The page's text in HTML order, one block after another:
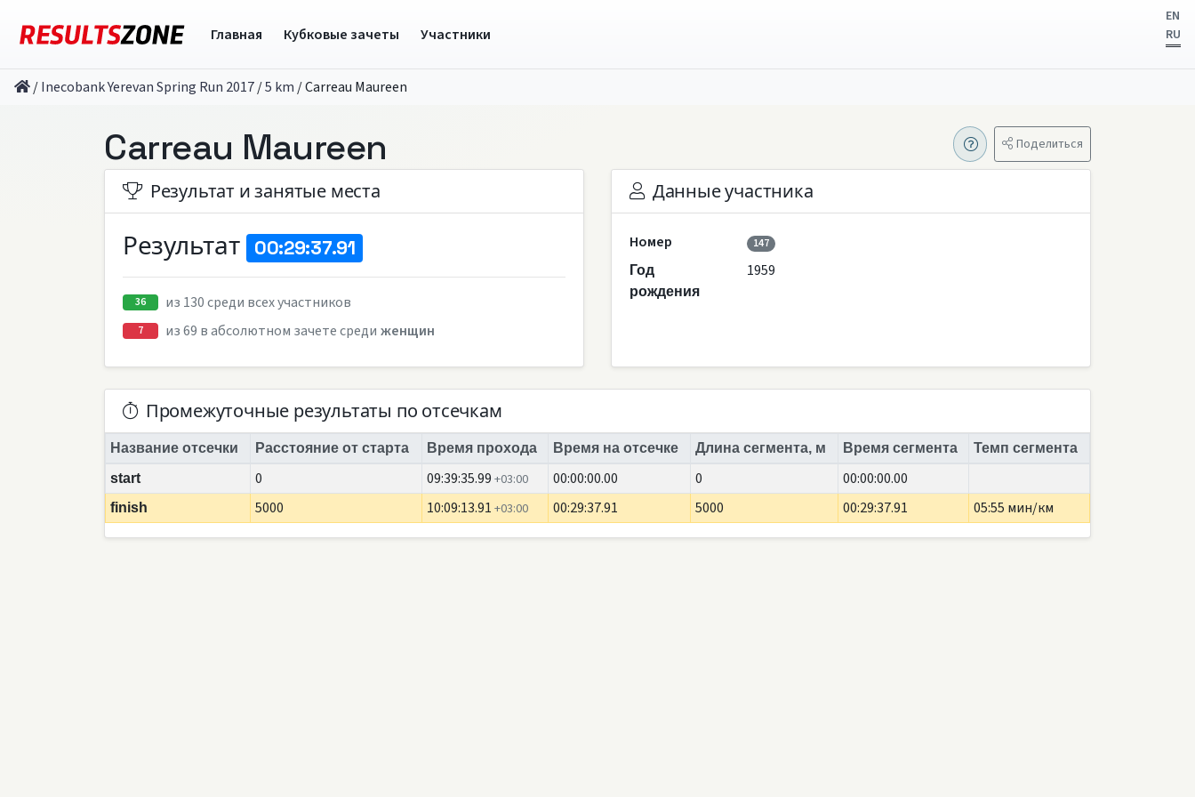
Главная Кубковые зачеты Участники
EN
RU
/Inecobank Yerevan Spring Run 2017/5 km /Carreau Maureen
Carreau Maureen Поделиться
Результат и занятые места
Результат 00:29:37.91
36 из 130 среди всех участников
7 из 69 в абсолютном зачете среди женщин
Данные участника
Номер
147
Год
рождения
1959
Промежуточные результаты по отсечкам
Название отсечки Расстояние от старта Время прохода Время на отсечке Длина сегмента, м Время сегмента
Темп сегмента
start
0 09:39:35.99 +03:00 00:00:00.00 0 00:00:00.00
finish 5000 10:09:13.91 +03:00 00:29:37.91 5000 00:29:37.91 05:55 мин/км